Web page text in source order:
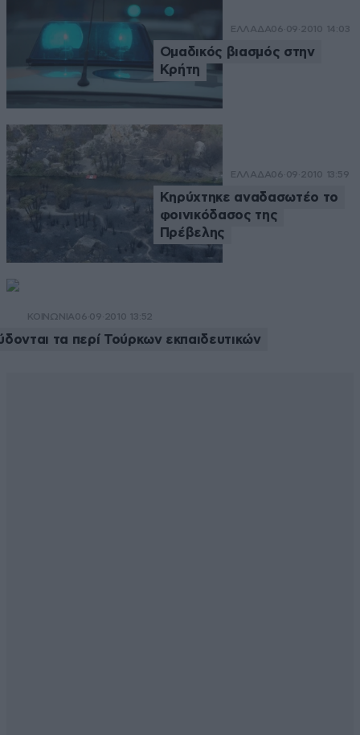
ΕΛΛΑΔΑ06·09·2010 14:03
Ομαδικός βιασμός στην
Κρήτη
ΕΛΛΑΔΑ06·09·2010 13:59
Κηρύχτηκε αναδασωτέο το
φοινικόδασος της
Πρέβελης
ΚΟΙΝΩΝΙΑ06·09·2010 13:52
τα περί Τούρκων εκπαιδευτικών